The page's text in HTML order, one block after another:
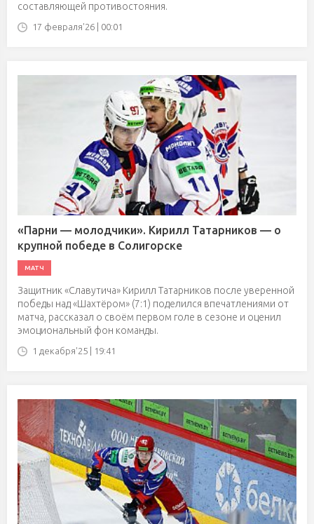
составляющей противостояния.
17 февраля'26 | 00:01
«Парни — молодчики». Кирилл Татарников — о
крупной победе в Солигорске
МАТЧ
Защитник «Славутича» Кирилл Татарников после уверенной
победы над «Шахтёром» (7:1) поделился впечатлениями от
матча, рассказал о своём первом голе в сезоне и оценил
эмоциональный фон команды.
1 декабря'25 | 19:41